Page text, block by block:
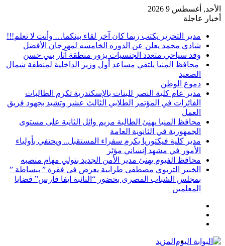
الأحد, أغسطس 9 2026
أخبار عاجلة
مدير التحرير يكتب ربما كان آخر لقاء بينكما… وأنت لا تعلم!!!
شادي محمد يعلن عن الدوره الخامسه لمهرجان الأفضل
وفد سياحي متعدد الجنسيات يزور منطقة آثار بني حسن
محافظ المنيا يلتقي مساعد أول وزير الداخلية لمنطقة شمال
الصعيد
دموع الوطن
مدير عام كلية النصر للبنات بالإسكندرية تكرم الطالبات
الفائزات في المؤتمر الطلابي الثالث عشر وتشيد بجهود فريق
العمل
محافظ المنيا يهنئ الطالبة مريم وائل الثانية على مستوى
الجمهورية في الثانوية العامة
مدير كلية فيكتوريا يكرم سفراء المستقبل.. ويحتفي بأولياء
الأمور في مشهد إنساني مؤثر
محافظ الفيوم يهنئ مدير الأمن الجديد بتولي مهام منصبه
الخبير التربوي مصطفى طرابية يعرض فى فقرة ” ببساطة ”
بمجلس الشباب المصرى بحضور “النائبة ايفا فارس” قضايا
المعلمين
المزيد